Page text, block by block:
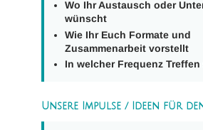
Wo Ihr Austausch oder
wünscht
Wie Ihr Euch Formate und
Zusammenarbeit vorstellt
In welcher Frequenz
Unsere Impulse / Ideen für